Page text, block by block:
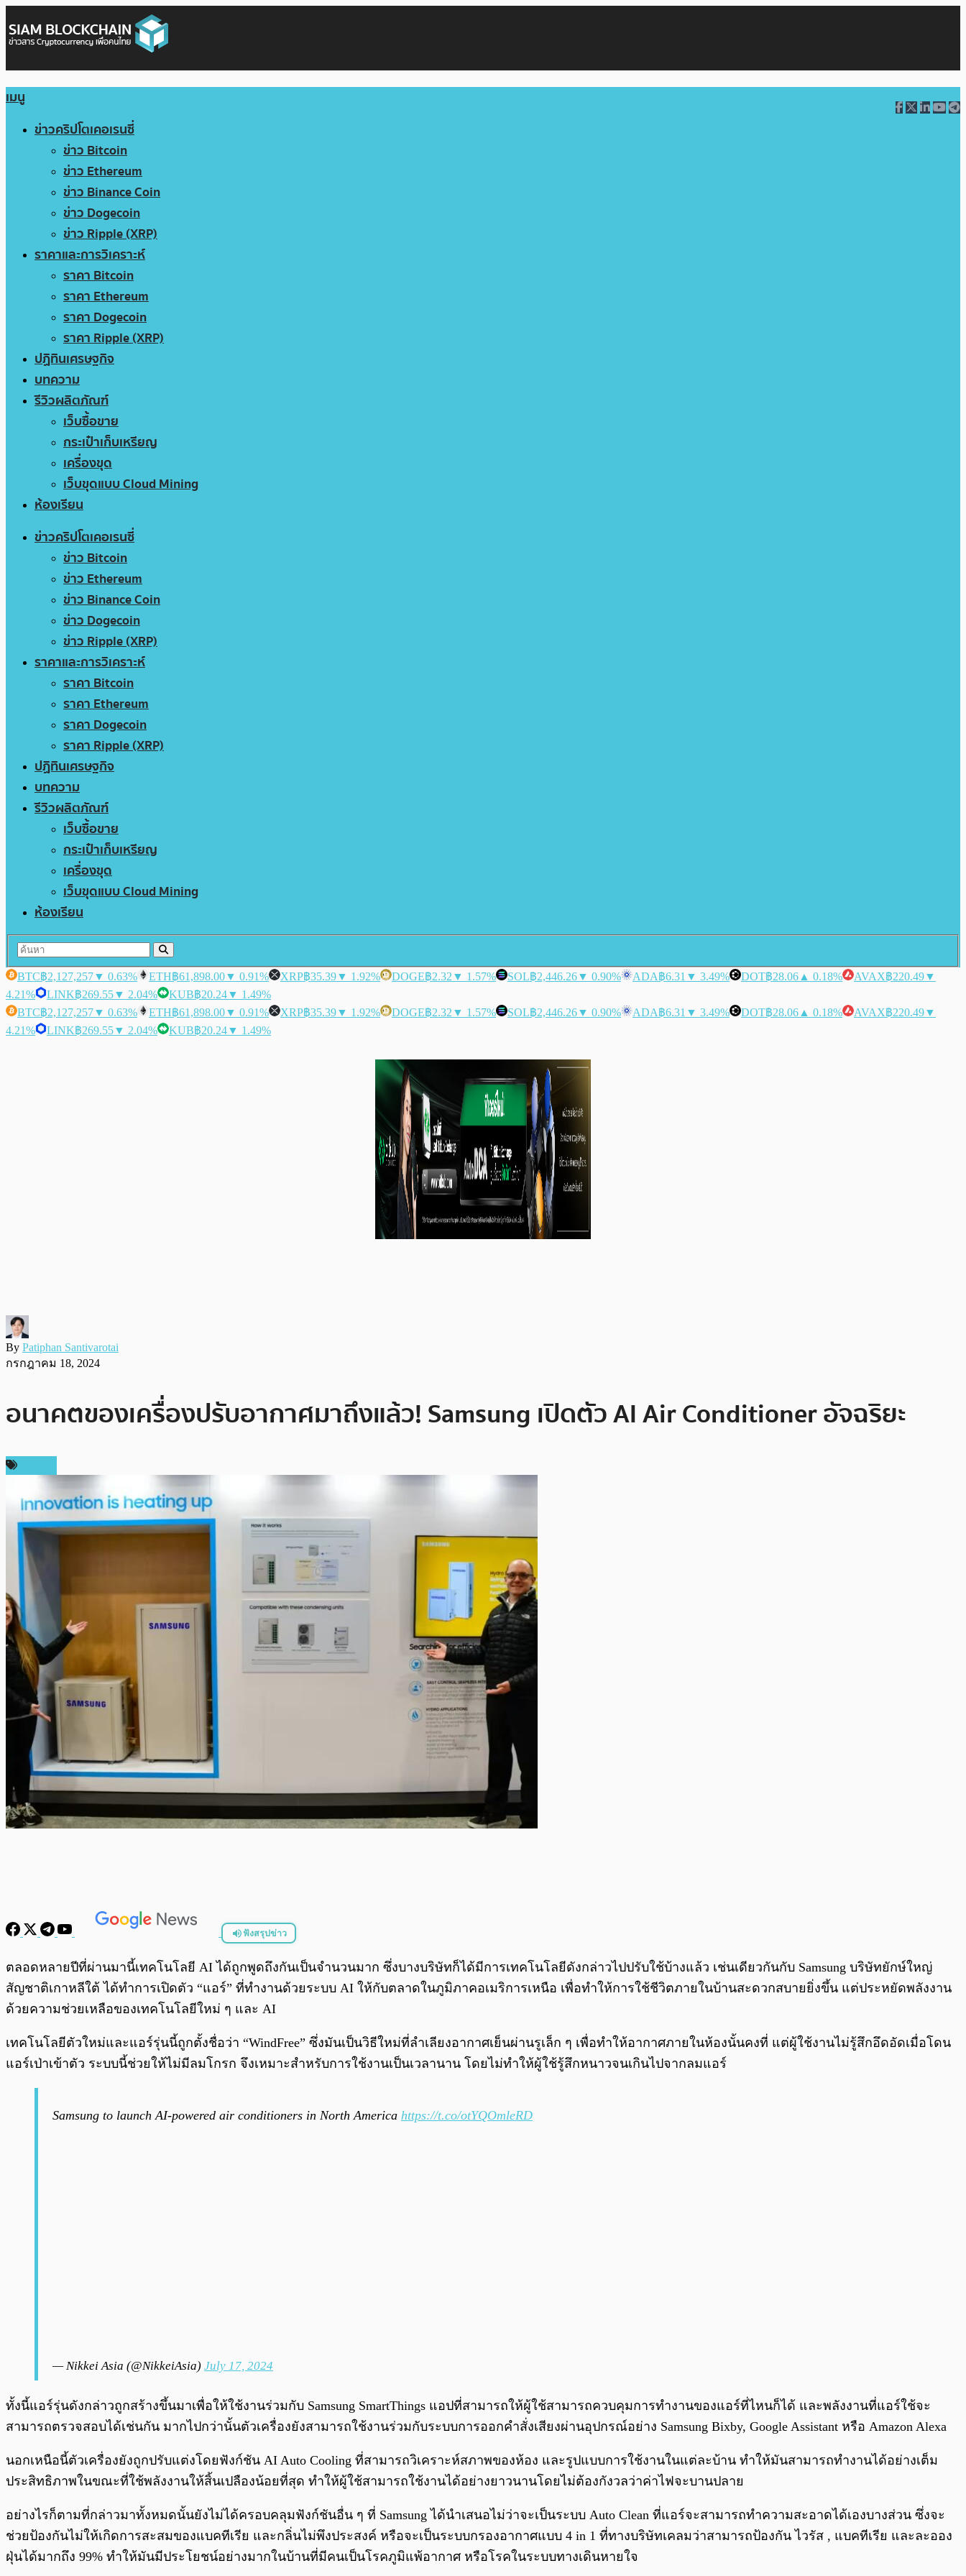
เมนู
ข่าวคริปโตเคอเรนซี่
ข่าว Bitcoin
ข่าว Ethereum
ข่าว Binance Coin
ข่าว Dogecoin
ข่าว Ripple (XRP)
ราคาและการวิเคราะห์
ราคา Bitcoin
ราคา Ethereum
ราคา Dogecoin
ราคา Ripple (XRP)
ปฏิทินเศรษฐกิจ
บทความ
รีวิวผลิตภัณฑ์
เว็บซื้อขาย
กระเป๋าเก็บเหรียญ
เครื่องขุด
เว็บขุดแบบ Cloud Mining
ห้องเรียน
ข่าวคริปโตเคอเรนซี่
ข่าว Bitcoin
ข่าว Ethereum
ข่าว Binance Coin
ข่าว Dogecoin
ข่าว Ripple (XRP)
ราคาและการวิเคราะห์
ราคา Bitcoin
ราคา Ethereum
ราคา Dogecoin
ราคา Ripple (XRP)
ปฏิทินเศรษฐกิจ
บทความ
รีวิวผลิตภัณฑ์
เว็บซื้อขาย
กระเป๋าเก็บเหรียญ
เครื่องขุด
เว็บขุดแบบ Cloud Mining
ห้องเรียน
BTC฿2,127,257▼ 0.63% ETH฿61,898.00▼ 0.91% XRP฿35.39▼ 1.92% DOGE฿2.32 ▼ 1.57% SOL฿2,446.26▼ 0.90% ADA฿6.31 ▼ 3.49% DOT฿28.06 ▲ 0.18% AVAX฿220.49▼
4.21%
LINK฿269.55▼ 2.04% KUB฿20.24▼ 1.49%
BTC฿2,127,257▼ 0.63% ETH฿61,898.00▼ 0.91% XRP฿35.39▼ 1.92% DOGE฿2.32 ▼ 1.57% SOL฿2,446.26▼ 0.90% ADA฿6.31 ▼ 3.49% DOT฿28.06 ▲ 0.18% AVAX฿220.49▼
4.21%
LINK฿269.55▼ 2.04% KUB฿20.24▼ 1.49%
By Patiphan Santivarotai
กรกฎาคม 18, 2024
อนาคตของเครื่องปรับอากาศมาถึงแล้ว! Samsung เปิดตัว AI Air Conditioner อัจฉริยะ
ฟังสรุปข่าว
พร้อมเล่น 0:00 / 0:00
ตลอดหลายปีที่ผ่านมานี้เทคโนโลยี AI ได้ถูกพูดถึงกันเป็นจำนวนมาก ซึ่งบางบริษัทก็ได้มีการเทคโนโลยีดังกล่าวไปปรับใช้บ้างแล้ว เช่นเดียวกันกับ Samsung บริษัทยักษ์ใหญ่
สัญชาติเกาหลีใต้ ได้ทำการเปิดตัว “แอร์” ที่ทำงานด้วยระบบ AI ให้กับตลาดในภูมิภาคอเมริการเหนือ เพื่อทำให้การใช้ชีวิตภายในบ้านสะดวกสบายยิ่งขึ้น แต่ประหยัดพลังงาน
ด้วยความช่วยเหลือของเทคโนโลยีใหม่ ๆ และ AI
เทคโนโลยีตัวใหม่และแอร์รุ่นนี้ถูกตั้งชื่อว่า “WindFree” ซึ่งมันเป็นวิธีใหม่ที่ลำเลียงอากาศเย็นผ่านรูเล็ก ๆ เพื่อทำให้อากาศภายในห้องนั้นคงที่ แต่ผู้ใช้งานไม่รู้สึกอึดอัดเมื่อโดน
แอร์เป่าเข้าตัว ระบบนี้ช่วยให้ไม่มีลมโกรก จึงเหมาะสำหรับการใช้งานเป็นเวลานาน โดยไม่ทำให้ผู้ใช้รู้สึกหนาวจนเกินไปจากลมแอร์
Samsung to launch AI-powered air conditioners in North America https://t.co/otYQOmleRD
— Nikkei Asia (@NikkeiAsia) July 17, 2024
ทั้งนี้แอร์รุ่นดังกล่าวถูกสร้างขึ้นมาเพื่อให้ใช้งานร่วมกับ Samsung SmartThings แอปที่สามารถให้ผู้ใช้สามารถควบคุมการทำงานของแอร์ที่ไหนก็ได้ และพลังงานที่แอร์ใช้จะ
สามารถตรวจสอบได้เช่นกัน มากไปกว่านั้นตัวเครื่องยังสามารถใช้งานร่วมกับระบบการออกคำสั่งเสียงผ่านอุปกรณ์อย่าง Samsung Bixby, Google Assistant หรือ Amazon Alexa
นอกเหนือนี้ตัวเครื่องยังถูกปรับแต่งโดยฟังก์ชัน AI Auto Cooling ที่สามารถวิเคราะห์สภาพของห้อง และรูปแบบการใช้งานในแต่ละบ้าน ทำให้มันสามารถทำงานได้อย่างเต็ม
ประสิทธิภาพในขณะที่ใช้พลังงานให้สิ้นเปลืองน้อยที่สุด ทำให้ผู้ใช้สามารถใช้งานได้อย่างยาวนานโดยไม่ต้องกังวลว่าค่าไฟจะบานปลาย
อย่างไรก็ตามที่กล่าวมาทั้งหมดนั้นยังไม่ได้ครอบคลุมฟังก์ชันอื่น ๆ ที่ Samsung ได้นำเสนอไม่ว่าจะเป็นระบบ Auto Clean ที่แอร์จะสามารถทำความสะอาดได้เองบางส่วน ซึ่งจะ
ช่วยป้องกันไม่ให้เกิดการสะสมของแบคทีเรีย และกลิ่นไม่พึงประสงค์ หรือจะเป็นระบบกรองอากาศแบบ 4 in 1 ที่ทางบริษัทเคลมว่าสามารถป้องกัน ไวรัส , แบคทีเรีย และละออง
ฝุ่นได้มากถึง 99% ทำให้มันมีประโยชน์อย่างมากในบ้านที่มีคนเป็นโรคภูมิแพ้อากาศ หรือโรคในระบบทางเดินหายใจ